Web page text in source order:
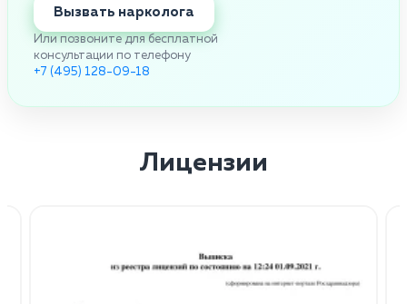
Вызвать нарколога
Или позвоните для бесплатной
консультации по телефону
+7 (495) 128-09-18
Лицензии